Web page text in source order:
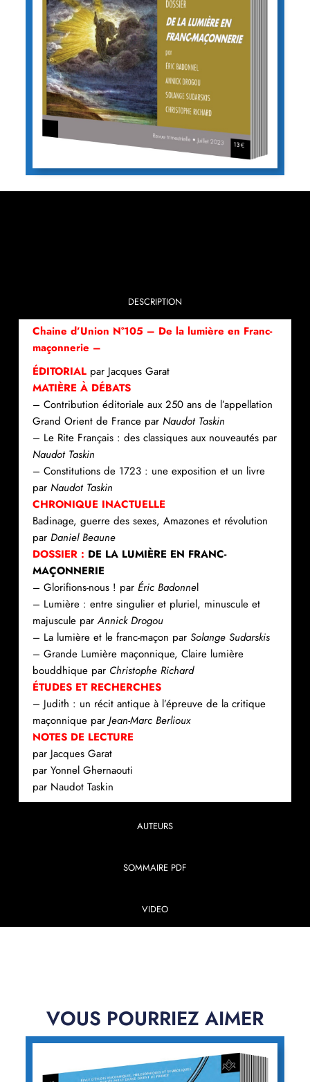
DESCRIPTION
AUTEURS
SOMMAIRE PDF
VIDEO
Chaine d’Union N°105 – De la lumière en Franc-
maçonnerie –
ÉDITORIALpar Jacques Garat
MATIÈRE À DÉBATS
– Contribution éditoriale aux 250 ans de l’appellation
Grand Orient de France par Naudot Taskin
– Le Rite Français : des classiques aux nouveautés par
Naudot Taskin
– Constitutions de 1723 : une exposition et un livre
par Naudot Taskin
CHRONIQUE INACTUELLE
Badinage, guerre des sexes, Amazones et révolution
par Daniel Beaune
DOSSIER : DE LA LUMIÈRE EN FRANC-
MAÇONNERIE
– Glorifions-nous ! par Éric Badonnel
– Lumière : entre singulier et pluriel, minuscule et
majuscule parAnnick Drogou
– La lumière et le franc-maçon par Solange Sudarskis
– Grande Lumière maçonnique, Claire lumière
bouddhique par Christophe Richard
ÉTUDES ET RECHERCHES
– Judith : un récit antique à l’épreuve de la critique
maçonnique par Jean-Marc Berlioux
NOTES DE LECTURE
par Jacques Garat
par Yonnel Ghernaouti
par Naudot Taskin
VOUS POURRIEZ AIMER